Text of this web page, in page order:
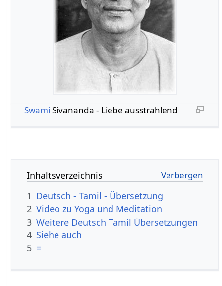
Swami Sivananda - Liebe ausstrahlend
Inhaltsverzeichnis
1 Deutsch - Tamil - Übersetzung
2 Video zu Yoga und Meditation
3 Weitere Deutsch Tamil Übersetzungen
4 Siehe auch
5 =